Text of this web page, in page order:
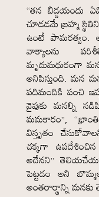
“తన బిడ్డయందు
చూడడమే బ్రహ్మ
ఉంటే పామరత్వం.
వాక్యాలను
మృదుమధురంగా
అనిపిస్తుంది. మన
పదిమందికి పంచి
వైపుకు మనల్ని
మమకారం”,
విస్తృతం
చక్కగా
అదేనని”
పెట్టడం అని
అంతరార్థాన్ని